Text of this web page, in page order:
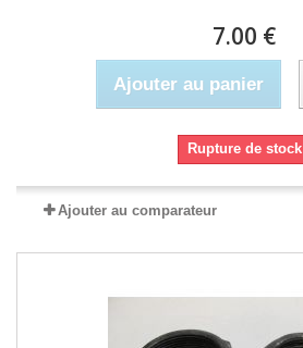
7.00 €
Ajouter au panier
Rupture de stock
Ajouter au comparateur